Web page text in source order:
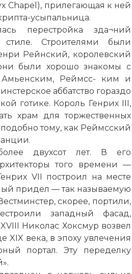
Chapel), прилегающая к ней
усыпальница.
перестройка зда¬ний
стиле. Строителями были
Рейнский, королевский
были хорошо знакомы с
Амьенским, Реймсс- ким и
аббатство гораздо
готике. Король Генрих III,
храм для торжественных
тому, как Реймсский
двухсот лет. В его
того времени —
VII построил на месте
придел — так называемую
скорее, портили,
западный фасад,
Николас Хоксмур возвел
века, в эпоху увлечения
портал. Эту переделку
собор во время ПМВ, 1916